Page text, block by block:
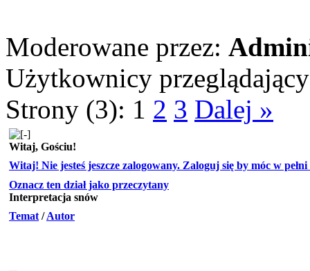
Moderowane przez:
Użytkownicy
Strony (3): 1 2 3 Dalej »
Witaj, Gościu!
Witaj! Nie jesteś jeszcze zalogowany. Zaloguj się by móc w
Oznacz ten dział jako przeczytany
Interpretacja snów
Temat /Autor